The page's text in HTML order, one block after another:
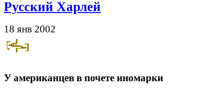
Русский Харлей
18 янв 2002
У американцев в почете иномарки